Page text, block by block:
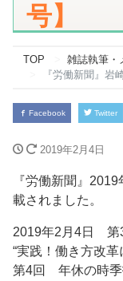
号】
TOP
雑誌執筆・
『労働新聞』岩
Facebook Twitter
2019年2月4日
『労働新聞』
載されました。
2019年2月4日
“実践！働き方改
第4回 年休の時季